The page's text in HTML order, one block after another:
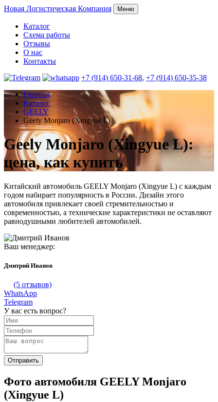
Новая Логистическая Компания Меню
Каталог
Схема работы
Отзывы
О нас
Контакты
+7 (914) 650-31-68, +7 (914) 650-35-38
Главная
Каталог
GEELY
Geely Monjaro (Xingyue L)
Geely Monjaro (Xingyue L):
цена, как купить
Китайский автомобиль GEELY Monjaro (Xingyue L) с каждым
годом набирает популярность в России. Дизайн этого
автомобиля привлекает своей стремительностью и
современностью, а технические характеристики не оставляют
равнодушными любителей автомобилей.
Ваш менеджер:
Дмитрий Иванов
(5 отзывов)
WhatsApp
Telegram
У вас есть вопрос?
Фото автомобиля GEELY Monjaro
(Xingyue L)